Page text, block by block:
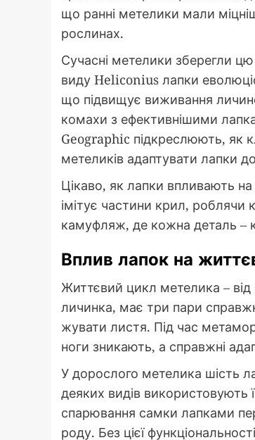
що ранні метелики мали
рослинах.
Сучасні метелики зберегли
виду Heliconius лапки
що підвищує виживання
комахи з ефективнішими
Geographic підкреслюють, як
метеликів адаптувати лапки
Цікаво, як лапки впливають
імітує частини крил,
камуфляж, де кожна деталь –
Вплив лапок на
Життєвий цикл метелика – від
личинка, має три пари
жувати листя. Під час
ноги зникають, а справжні
У дорослого метелика шість
деяких видів використовують
спарювання самки лапками
роду. Без цієї